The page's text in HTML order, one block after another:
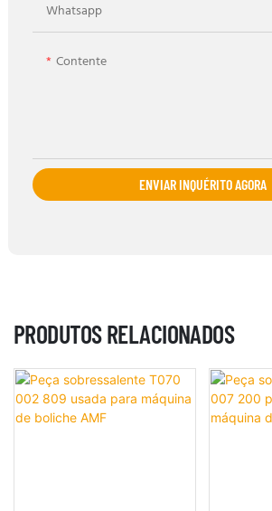
Whatsapp
Contente
ENVIAR INQUÉRITO AGORA
PRODUTOS RELACIONADOS